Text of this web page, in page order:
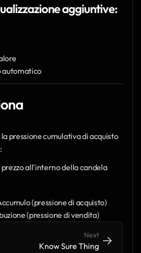
aggiuntive:
automatico
pressione cumulativa di acquisto
prezzo all'interno della candela
(pressione di acquisto)
(pressione di vendita)
Next
Know Sure Thing
-> ->